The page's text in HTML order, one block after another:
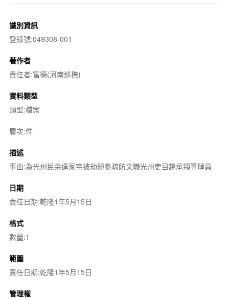
識別資訊
登錄號:049308-001
著作者
責任者:富德(河南巡撫)
資料類型
類型:檔案
層次:件
描述
事由:為光州民余達家宅被劫題參疏防文職光州吏目趙承頖等肆員
日期
責任日期:乾隆1年5月15日
格式
數量:1
範圍
責任日期:乾隆1年5月15日
管理權